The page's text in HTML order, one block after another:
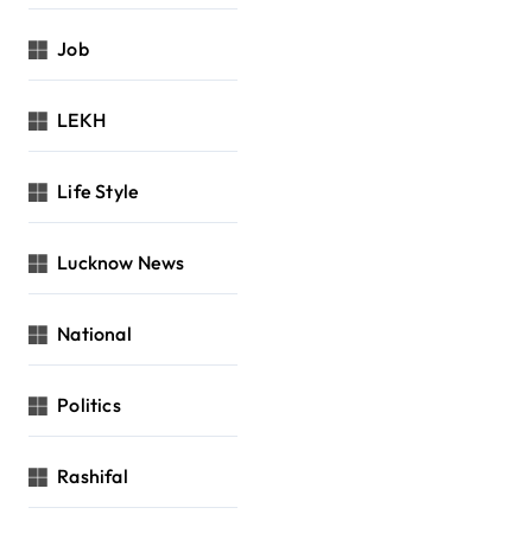
Job
LEKH
Life Style
Lucknow News
National
Politics
Rashifal